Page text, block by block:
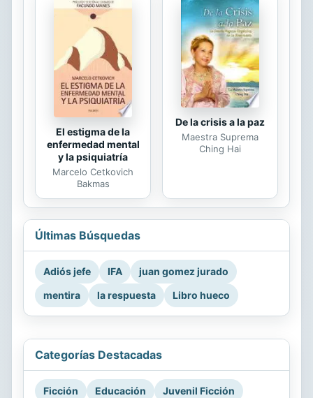
El estigma de la
enfermedad mental
y la psiquiatría
Marcelo Cetkovich
Bakmas
De la crisis a la paz
Maestra Suprema
Ching Hai
Últimas Búsquedas
Adiós jefe IFA
juan gomez jurado
mentira
la respuesta Libro hueco
Categorías Destacadas
Ficción Educación
Juvenil Ficción